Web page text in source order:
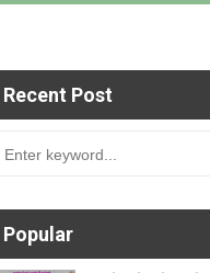
மின்னல்
Recent Post
Popular